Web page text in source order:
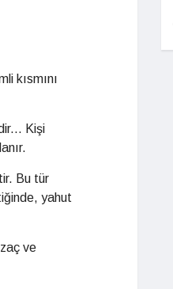
kısmını
Kişi
Bu tür
yahut
ve